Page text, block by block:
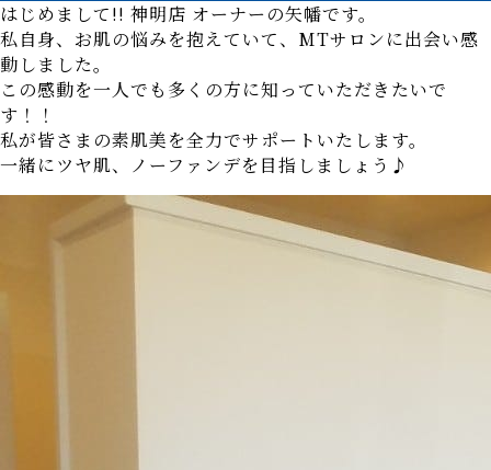
はじめまして!! 神明店 オーナーの矢幡です。
私自身、お肌の悩みを抱えていて、MTサロンに出会い感
動しました。
この感動を一人でも多くの方に知っていただきたいで
す！！
私が皆さまの素肌美を全力でサポートいたします。
一緒にツヤ肌、ノーファンデを目指しましょう♪